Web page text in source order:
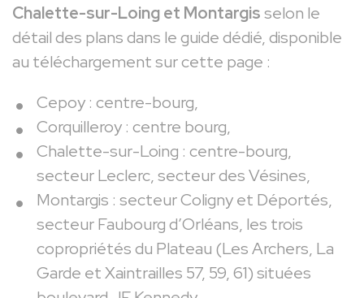
Chalette-sur-Loing et Montargisselon le
détail des plans dans le guide dédié, disponible
au téléchargement sur cette page :
Cepoy : centre-bourg,
Corquilleroy : centre bourg,
Chalette-sur-Loing : centre-bourg,
secteur Leclerc, secteur des Vésines,
Montargis : secteur Coligny et Déportés,
secteur Faubourg d’Orléans, les trois
copropriétés du Plateau (Les Archers, La
Garde et Xaintrailles 57, 59, 61) situées